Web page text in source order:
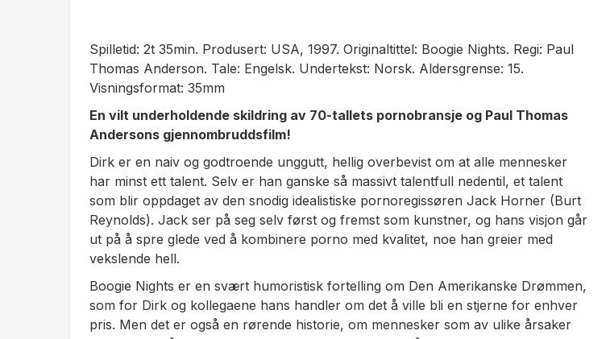
Spilletid: 2t 35min. Produsert: USA, 1997. Originaltittel: Boogie Nights. Regi: Paul
Thomas Anderson. Tale: Engelsk. Undertekst: Norsk. Aldersgrense: 15.
Visningsformat: 35mm
En vilt underholdende skildring av 70-tallets pornobransje og Paul Thomas
Andersons gjennombruddsfilm!
Dirk er en naiv og godtroende unggutt, hellig overbevist om at alle mennesker
har minst ett talent. Selv er han ganske så massivt talentfull nedentil, et talent
som blir oppdaget av den snodig idealistiske pornoregissøren Jack Horner (Burt
Reynolds). Jack ser på seg selv først og fremst som kunstner, og hans visjon går
ut på å spre glede ved å kombinere porno med kvalitet, noe han greier med
vekslende hell.
Boogie Nights er en svært humoristisk fortelling om Den Amerikanske Drømmen,
som for Dirk og kollegaene hans handler om det å ville bli en stjerne for enhver
pris. Men det er også en rørende historie, om mennesker som av ulike årsaker